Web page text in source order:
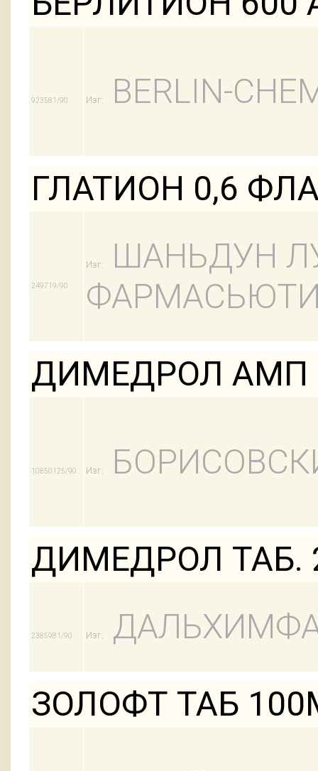
923581/90 Изг: BERLIN-
ГЛАТИОН 0,6
249719/90
Изг:
ШАНЬДУН
ДИМЕДРОЛ АМП
10850125/90 Изг:
ДИМЕДРОЛ ТАБ.
2385981/90 Изг:
ЗОЛОФТ ТАБ